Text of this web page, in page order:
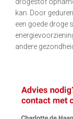
kan. Door
een goede droge
andere